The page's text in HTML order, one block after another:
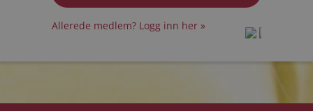
Allerede medlem? Logg inn her »